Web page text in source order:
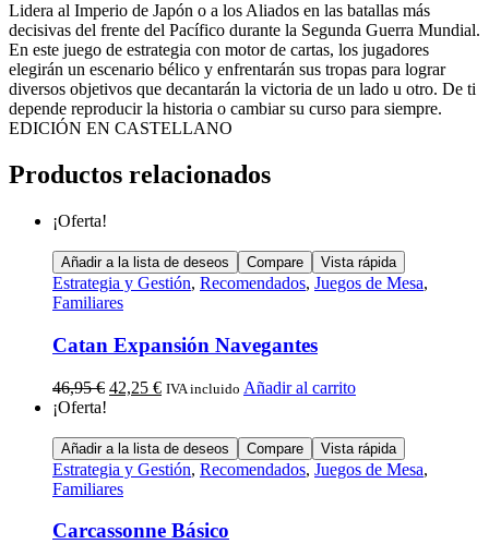
Lidera al Imperio de Japón o a los Aliados en las batallas más
decisivas del frente del Pacífico durante la Segunda Guerra Mundial.
En este juego de estrategia con motor de cartas, los jugadores
elegirán un escenario bélico y enfrentarán sus tropas para lograr
diversos objetivos que decantarán la victoria de un lado u otro. De ti
depende reproducir la historia o cambiar su curso para siempre.
EDICIÓN EN CASTELLANO
Productos relacionados
¡Oferta!
Añadir a la lista de deseos Compare Vista rápida
Estrategia y Gestión, Recomendados, Juegos de Mesa,
Familiares
Catan Expansión Navegantes
46,95€ 42,25 € IVA incluido Añadir al carrito
¡Oferta!
Añadir a la lista de deseos Compare Vista rápida
Estrategia y Gestión, Recomendados, Juegos de Mesa,
Familiares
Carcassonne Básico